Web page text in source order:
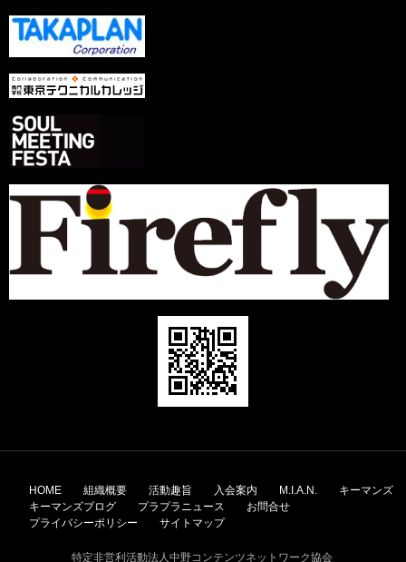
HOME 組織概要 活動趣旨 入会案内 M.I.A.N.
キーマンズ
キーマンズブログ
プラプラニュース
お問合せ
プライバシーポリシー
サイトマップ
特定非営利活動法人中野コンテンツネットワーク協会